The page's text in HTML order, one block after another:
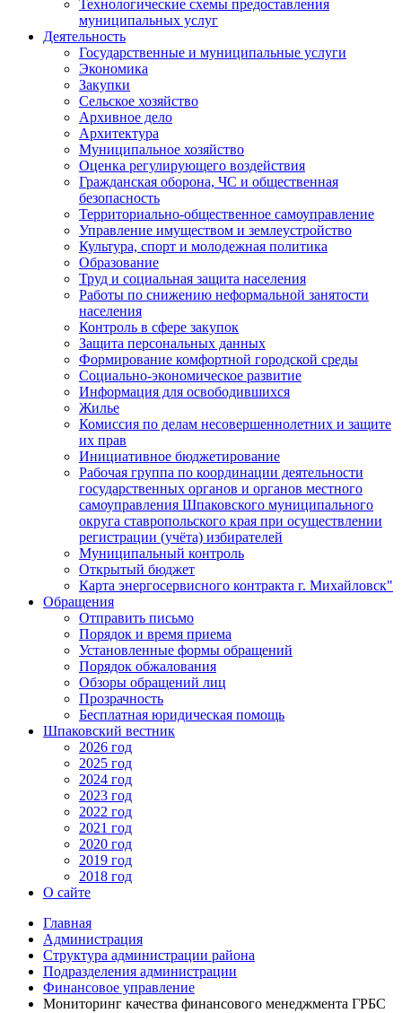
Технологические схемы предоставления
муниципальных услуг
Деятельность
Государственные и муниципальные услуги
Экономика
Закупки
Сельское хозяйство
Архивное дело
Архитектура
Муниципальное хозяйство
Оценка регулирующего воздействия
Гражданская оборона, ЧС и общественная
безопасность
Территориально-общественное самоуправление
Управление имуществом и землеустройство
Культура, спорт и молодежная политика
Образование
Труд и социальная защита населения
Работы по снижению неформальной занятости
населения
Контроль в сфере закупок
Защита персональных данных
Формирование комфортной городской среды
Социально-экономическое развитие
Информация для освободившихся
Жилье
Комиссия по делам несовершеннолетних и защите
их прав
Инициативное бюджетирование
Рабочая группа по координации деятельности
государственных органов и органов местного
самоуправления Шпаковского муниципального
округа ставропольского края при осуществлении
регистрации (учёта) избирателей
Муниципальный контроль
Открытый бюджет
Карта энергосервисного контракта г. Михайловск"
Обращения
Отправить письмо
Порядок и время приема
Установленные формы обращений
Порядок обжалования
Обзоры обращений лиц
Прозрачность
Бесплатная юридическая помощь
Шпаковский вестник
2026 год
2025 год
2024 год
2023 год
2022 год
2021 год
2020 год
2019 год
2018 год
О сайте
Главная
Администрация
Структура администрации района
Подразделения администрации
Финансовое управление
Мониторинг качества финансового менеджмента ГРБС